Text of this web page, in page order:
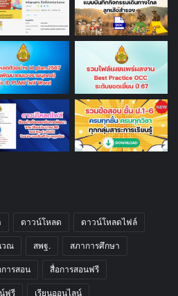
ดาวน์โหลด ดาวน์โหลดไฟล์
วณ สพฐ. สภาการศึกษา
ารสอน สื่อการสอนฟรี
ฟรี เรียนออนไลน์